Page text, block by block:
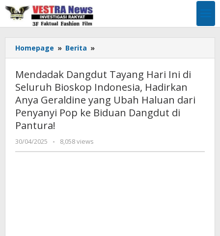
Lewati
konten
Homepage » Berita »
Dangdut
Hari
Ini
di
Seluruh
Bioskop
Anya
Mendadak Dangdut Tayang Hari Ini di
Seluruh Bioskop Indonesia, Hadirkan
Anya Geraldine yang Ubah Haluan dari
Penyanyi Pop ke Biduan Dangdut di
Pantura!
30/04/2025
oleh
Pimpinan
- 8,058 views